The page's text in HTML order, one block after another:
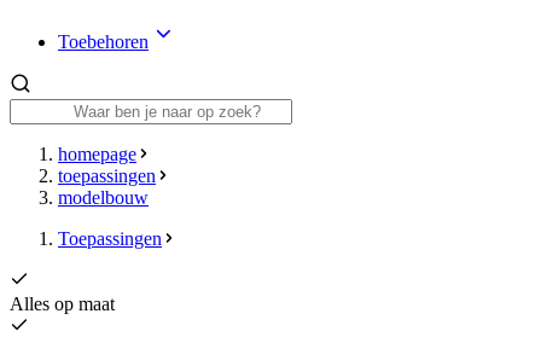
Toebehoren
homepage
toepassingen
modelbouw
Toepassingen
Alles op maat